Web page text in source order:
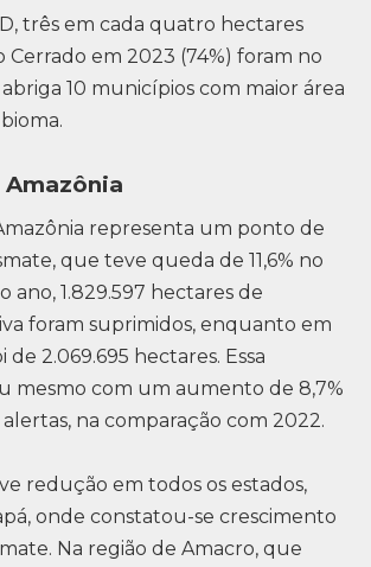
três em cada quatro hectares
Cerrado em 2023 (74%) foram no
10 municípios com maior área
Amazônia
representa um ponto de
que teve queda de 11,6% no
ano, 1.829.597 hectares de
foram suprimidos, enquanto em
2.069.695 hectares. Essa
mesmo com um aumento de 8,7%
na comparação com 2022.
redução em todos os estados,
onde constatou-se crescimento
Na região de Amacro, que